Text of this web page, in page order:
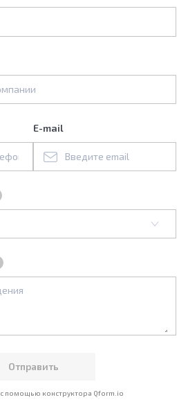
E-mail
с помощью конструктора Qform.io